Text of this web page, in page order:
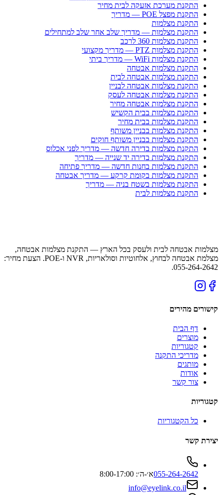
התקנת מערכת אזעקה לבית מחיר
התקנת מפצל POE — מדריך
התקנת מצלמות
התקנת מצלמות — מדריך שלב אחר שלב למתחילים
התקנת מצלמות 360 לרכב
התקנת מצלמות PTZ — מדריך מקצועי
התקנת מצלמות WiFi — מדריך ביתי
התקנת מצלמות אבטחה
התקנת מצלמות אבטחה לבית
התקנת מצלמות אבטחה לבניין
התקנת מצלמות אבטחה לעסק
התקנת מצלמות אבטחה מחיר
התקנת מצלמות בבית הקשיש
התקנת מצלמות בבית מחיר
התקנת מצלמות בבניין משותף
התקנת מצלמות בבניין משותף חוקים
התקנת מצלמות בדירה חדשה — מדריך לפני אכלוס
התקנת מצלמות בדירה יד שנייה — מדריך
התקנת מצלמות בחנות חדשה — מדריך פתיחה
התקנת מצלמות בקומת קרקע — מדריך אבטחה
התקנת מצלמות בשטח בניה — מדריך
התקנת מצלמות לבית
מצלמות אבטחה לבית ולעסק בכל הארץ — התקנת מצלמות אבטחה,
מצלמת אבטחה לבחוץ, אלחוטיות וסולאריות, NVR ו-POE. הצעת מחיר:
055-264-2642.
קישורים מהירים
דף הבית
מוצרים
קטגוריות
מדריכי התקנה
מותגים
אודות
צור קשר
קטגוריות
כל הקטגוריות
יצירת קשר
055-264-2642א׳-ה׳: 8:00-17:00
info@eyelink.co.il